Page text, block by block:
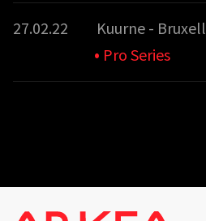
27.02.22 Kuurne -
• Pro Series